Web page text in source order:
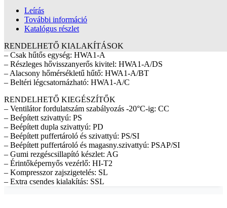
Leírás
További információ
Katalógus részlet
RENDELHETŐ KIALAKÍTÁSOK
– Csak hűtős egység: HWA1-A
– Részleges hővisszanyerős kivitel: HWA1-A/DS
– Alacsony hőmérsékletű hűtő: HWA1-A/BT
– Beltéri légcsatornázható: HWA1-A/C
RENDELHETŐ KIEGÉSZÍTŐK
– Ventilátor fordulatszám szabályozás -20°C-ig: CC
– Beépített szivattyú: PS
– Beépített dupla szivattyú: PD
– Beépített puffertároló és szivattyú: PS/SI
– Beépített puffertároló és magasny.szivattyú: PSAP/SI
– Gumi rezgéscsillapító készlet: AG
– Érintőképernyős vezérlő: HI-T2
– Kompresszor zajszigetelés: SL
– Extra csendes kialakítás: SSL